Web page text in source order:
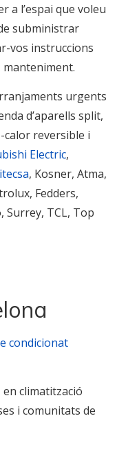
a l’espai que voleu
subministrar
vos instruccions
manteniment.
urgents
d’aparells split,
calor reversible i
Electric,
, Kosner, Atma,
Fedders,
Surrey, TCL, Top
condicionat
en climatització
i comunitats de